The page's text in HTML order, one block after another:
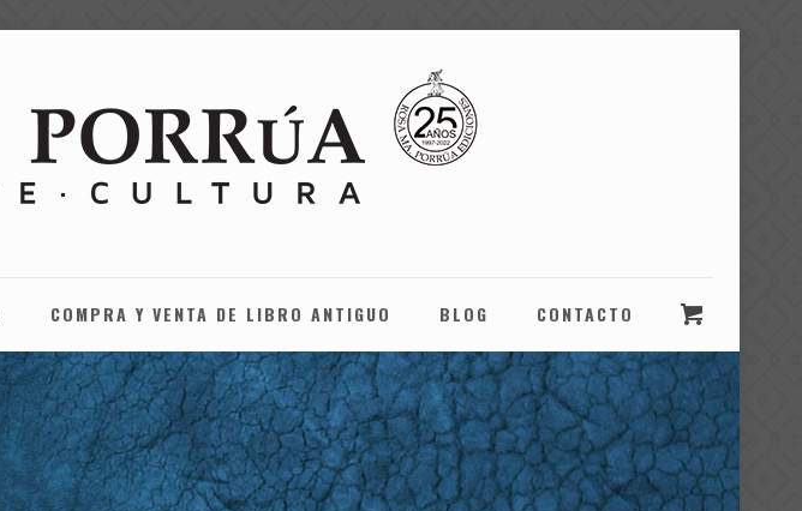
COMPRA Y VENTA DE LIBRO ANTIGUO BLOG CONTACTO